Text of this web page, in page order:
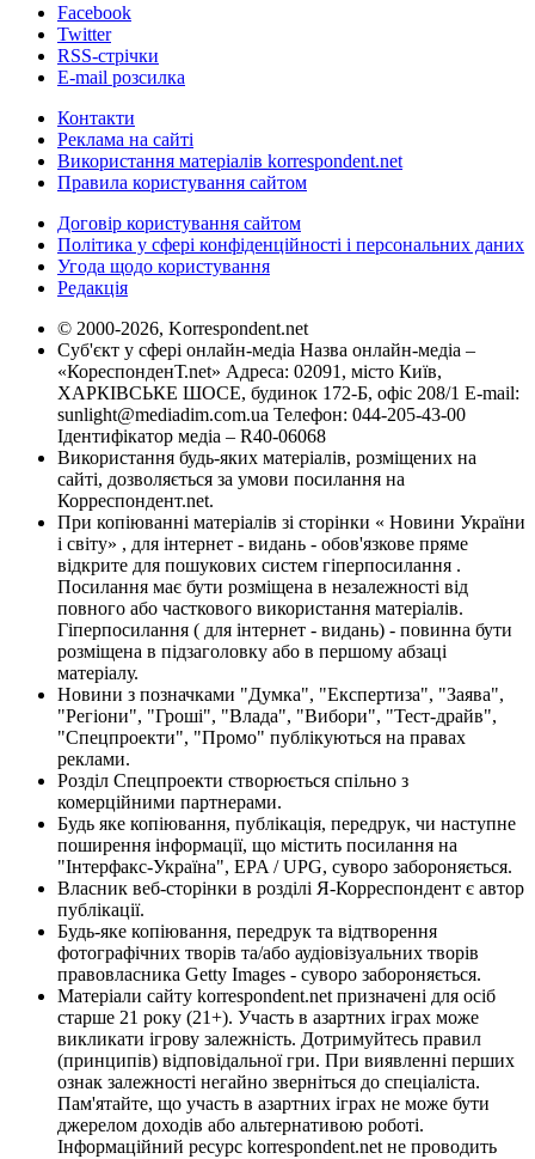
Facebook
Twitter
RSS-стрічки
E-mail розсилка
Контакти
Реклама на сайті
Використання матеріалів korrespondent.net
Правила користування сайтом
Договір користування сайтом
Політика у сфері конфіденційності і персональних даних
Угода щодо користування
Редакція
© 2000-2026, Korrespondent.net
Суб'єкт у сфері онлайн-медіа Назва онлайн-медіа –
«КореспонденТ.net» Адреса: 02091, місто Київ,
ХАРКІВСЬКЕ ШОСЕ, будинок 172-Б, офіс 208/1 E-mail:
sunlight@mediadim.com.ua Телефон: 044-205-43-00
Ідентифікатор медіа – R40-06068
Використання будь-яких матеріалів, розміщених на
сайті, дозволяється за умови посилання на
Корреспондент.net.
При копіюванні матеріалів зі сторінки « Новини України
і світу» , для інтернет - видань - обов'язкове пряме
відкрите для пошукових систем гіперпосилання .
Посилання має бути розміщена в незалежності від
повного або часткового використання матеріалів.
Гіперпосилання ( для інтернет - видань) - повинна бути
розміщена в підзаголовку або в першому абзаці
матеріалу.
Новини з позначками "Думка", "Експертиза", "Заява",
"Регіони", "Гроші", "Влада", "Вибори", "Тест-драйв",
"Спецпроекти", "Промо" публікуються на правах
реклами.
Розділ Спецпроекти створюється спільно з
комерційними партнерами.
Будь яке копіювання, публікація, передрук, чи наступне
поширення інформації, що містить посилання на
"Інтерфакс-Україна", EPA / UPG, суворо забороняється.
Власник веб-сторінки в розділі Я-Корреспондент є автор
публікації.
Будь-яке копіювання, передрук та відтворення
фотографічних творів та/або аудіовізуальних творів
правовласника Getty Images - суворо забороняється.
Матеріали сайту korrespondent.net призначені для осіб
старше 21 року (21+). Участь в азартних іграх може
викликати ігрову залежність. Дотримуйтесь правил
(принципів) відповідальної гри. При виявленні перших
ознак залежності негайно зверніться до спеціаліста.
Пам'ятайте, що участь в азартних іграх не може бути
джерелом доходів або альтернативою роботі.
Інформаційний ресурс korrespondent.net не проводить